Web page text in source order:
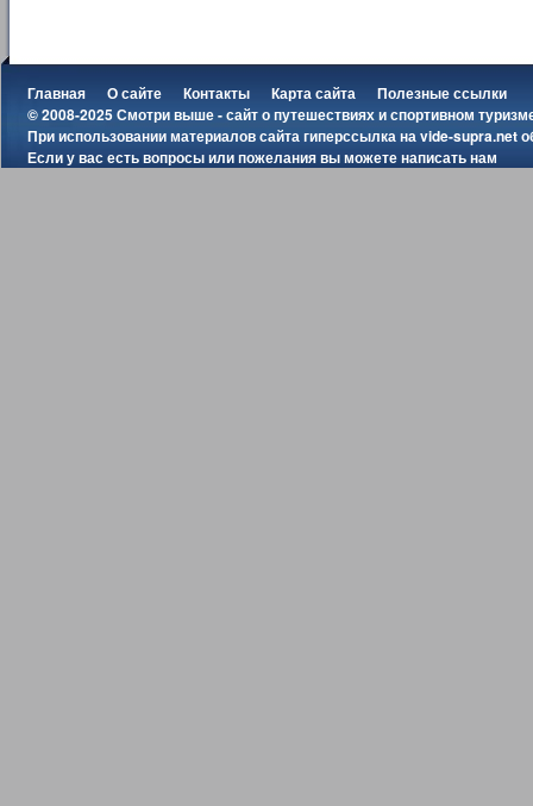
Главная О сайте Контакты Карта сайта
Полезные ссылки
© 2008-2025 Смотри выше - сайт о путешествиях и спортивном
При использовании материалов сайта гиперссылка наvide-supra.net
Если у вас есть вопросы или пожелания вы можетенаписать нам